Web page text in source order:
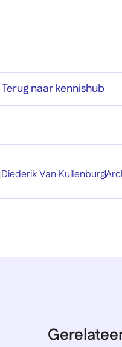
Terug naar kennishub
Diederik Van Kuilenburg